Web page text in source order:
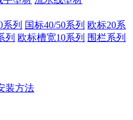
系列 国标40/50系列 欧标20系
列 欧标槽宽10系列 围栏系列
装方法